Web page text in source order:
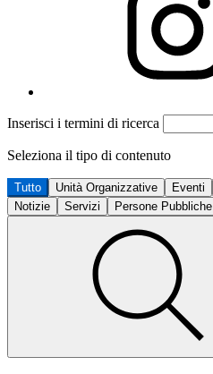
Inserisci i termini di ricerca
Seleziona il tipo di contenuto
Tutto Unità Organizzative Eventi
Notizie
Servizi Persone Pubbliche